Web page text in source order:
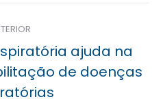
Previous
post:
ajuda na
de doenças